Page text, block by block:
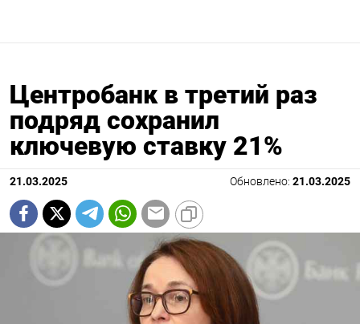
Центробанк в третий раз
подряд сохранил
ключевую ставку 21%
21.03.2025 Обновлено: 21.03.2025